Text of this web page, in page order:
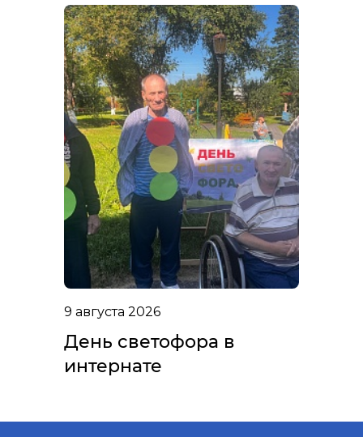
9 августа 2026
День светофора в
интернате